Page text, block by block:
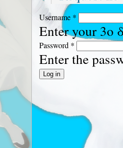
Username *
Enter your 3ο
Password *
Enter the